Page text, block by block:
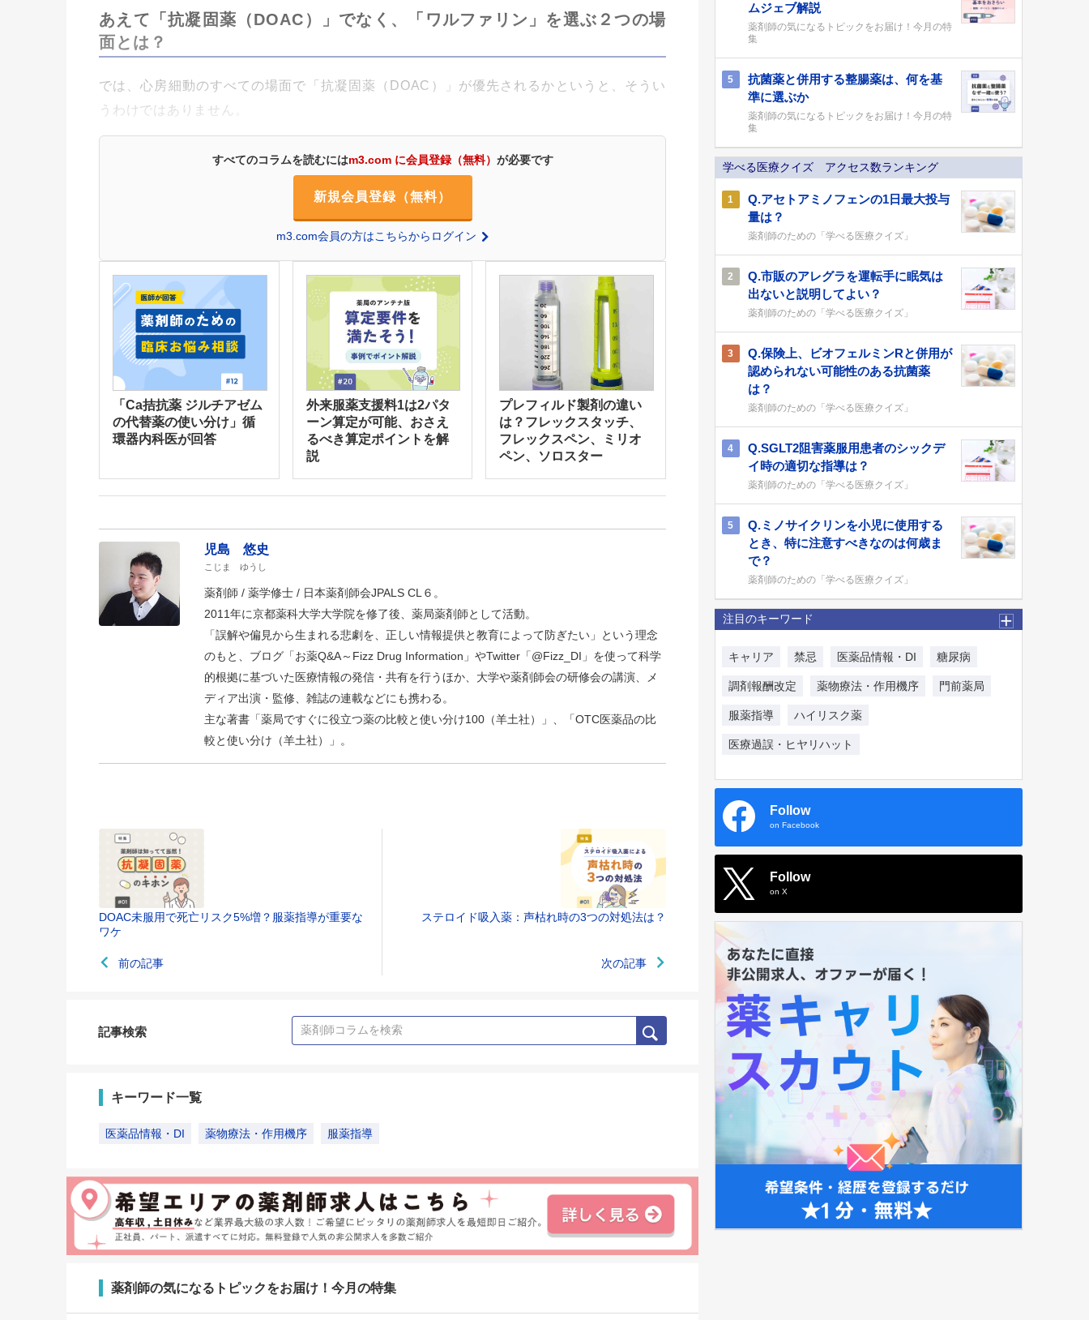
あえて「抗凝固薬（DOAC）」でなく、「ワルファリン」を選ぶ２つの場
面とは？
では、心房細動のすべての場面で「抗凝固薬（DOAC）」が優先されるかというと、そうい
うわけではありません。
すべてのコラムを読むにはm3.com に会員登録（無料） が必要です
新規会員登録（無料）
m3.com会員の方はこちらからログイン
「Ca拮抗薬 ジルチアゼム
の代替薬の使い分け」循
環器内科医が回答
外来服薬支援料1は2パタ
ーン算定が可能、おさえ
るべき算定ポイントを解
説
プレフィルド製剤の違い
は？フレックスタッチ、
フレックスペン、ミリオ
ペン、ソロスター
児島 悠史
こじま ゆうし
薬剤師 / 薬学修士 / 日本薬剤師会JPALS CL６。
2011年に京都薬科大学大学院を修了後、薬局薬剤師として活動。
「誤解や偏見から生まれる悲劇を、正しい情報提供と教育によって防ぎたい」という理念
のもと、ブログ「お薬Q&A～Fizz Drug Information」やTwitter「@Fizz_DI」を使って科学
的根拠に基づいた医療情報の発信・共有を行うほか、大学や薬剤師会の研修会の講演、メ
ディア出演・監修、雑誌の連載などにも携わる。
主な著書「薬局ですぐに役立つ薬の比較と使い分け100（羊土社）」、「OTC医薬品の比
較と使い分け（羊土社）」。
DOAC未服用で死亡リスク5%増？服薬指導が重要な
ワケ
前の記事
ステロイド吸入薬：声枯れ時の3つの対処法は？
次の記事
記事検索
キーワード一覧
医薬品情報・DI 薬物療法・作用機序 服薬指導
薬剤師の気になるトピックをお届け！今月の特集
ムジェブ解説
薬剤師の気になるトピックをお届け！今月の特
集
5
抗菌薬と併用する整腸薬は、何を基
準に選ぶか
薬剤師の気になるトピックをお届け！今月の特
集
学べる医療クイズ アクセス数ランキング
1
Q.アセトアミノフェンの1日最大投与
量は？
薬剤師のための「学べる医療クイズ」
2
Q.市販のアレグラを運転手に眠気は
出ないと説明してよい？
薬剤師のための「学べる医療クイズ」
3
Q.保険上、ビオフェルミンRと併用が
認められない可能性のある抗菌薬
は？
薬剤師のための「学べる医療クイズ」
4
Q.SGLT2阻害薬服用患者のシックデ
イ時の適切な指導は？
薬剤師のための「学べる医療クイズ」
5
Q.ミノサイクリンを小児に使用する
とき、特に注意すべきなのは何歳ま
で？
薬剤師のための「学べる医療クイズ」
注目のキーワード
キャリア 禁忌 医薬品情報・DI 糖尿病
調剤報酬改定 薬物療法・作用機序 門前薬局
服薬指導 ハイリスク薬
医療過誤・ヒヤリハット
Follow
on Facebook
Follow
on X